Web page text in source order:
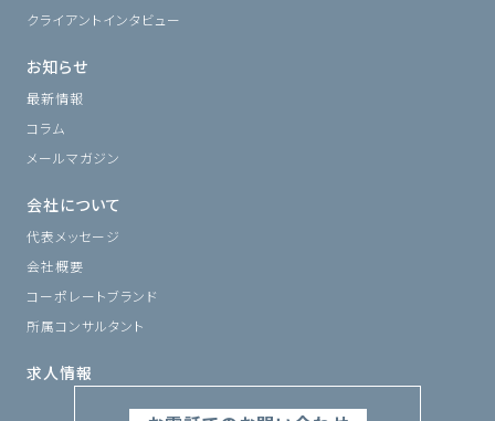
クライアントインタビュー
お知らせ
最新情報
コラム
メールマガジン
会社について
代表メッセージ
会社概要
コーポレートブランド
所属コンサルタント
求人情報